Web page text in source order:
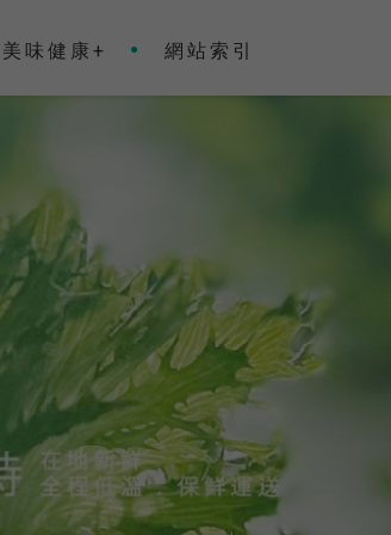
美味健康+ 網站索引